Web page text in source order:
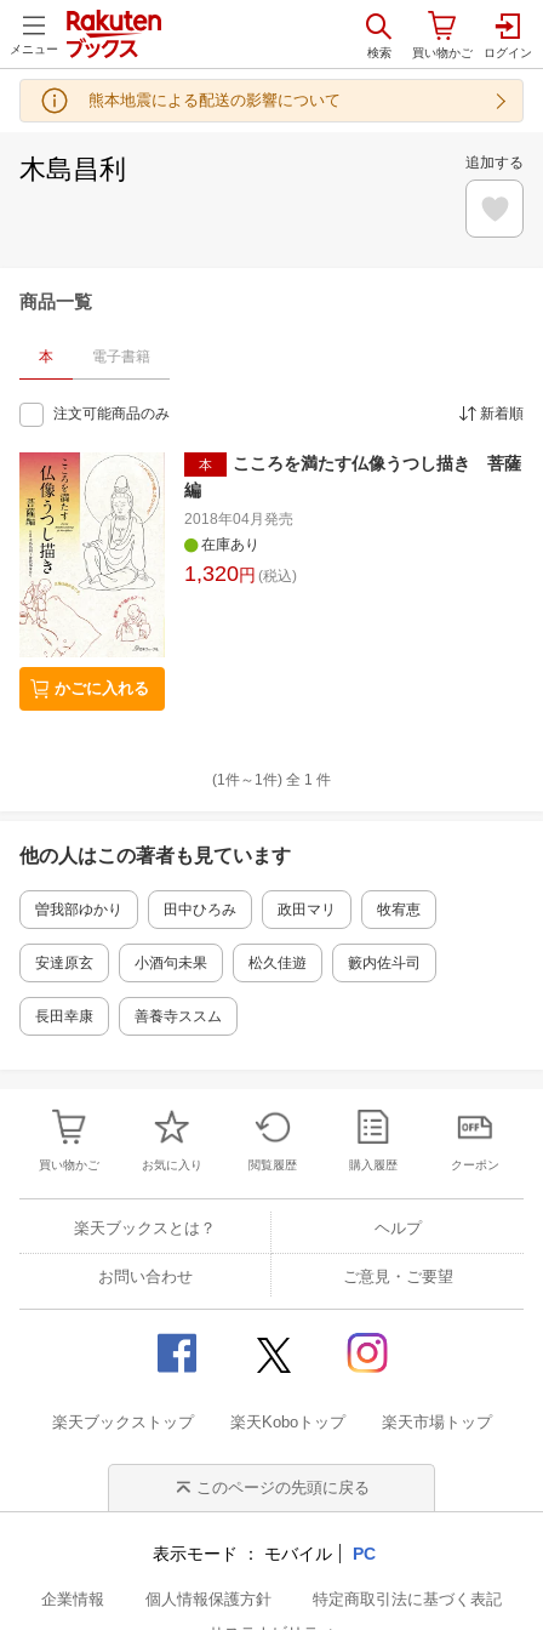
メニュー
熊本地震による配送の影響について
木島昌利 追加する
商品一覧
本 電子書籍
注文可能商品のみ 新着順
かごに入れる
本
こころを満たす仏像うつし描き 菩薩
編
2018年04月 発売
在庫あり
1,320円 (税込)
(1件～ 1 件) 全 1 件
他の人はこの著者も見ています
曽我部ゆかり 田中ひろみ 政田マリ 牧宥恵
安達原玄 小酒句未果 松久佳遊 籔内佐斗司
長田幸康 善養寺ススム
買い物かご お気に入り 閲覧履歴 購入履歴 クーポン
楽天ブックスとは？ ヘルプ
お問い合わせ ご意見・ご要望
楽天ブックストップ 楽天Koboトップ 楽天市場トップ
このページの先頭に戻る
表示モード モバイル PC
企業情報 個人情報保護方針
特定商取引法に基づく表記